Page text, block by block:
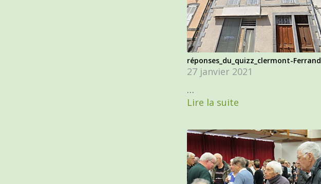
réponses_du_quizz_clermont-Ferrand
27 janvier 2021
…
Lire la suite